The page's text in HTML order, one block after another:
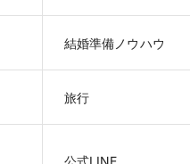
結婚準備ノウハウ
旅行